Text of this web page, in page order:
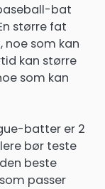
bat
større fat
noe som kan
kan større
som kan
batter er 2
bør teste
beste
passer